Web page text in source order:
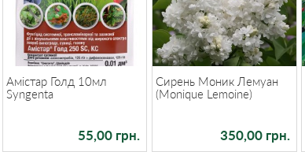
Амістар Голд 10мл
Syngenta
55,00 грн.
Сирень Моник Лемуан
(Monique Lemoine)
350,00 грн.